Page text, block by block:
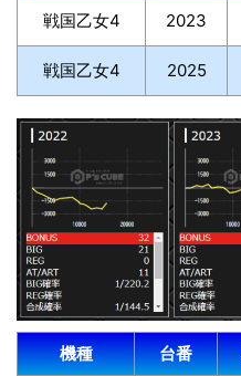
戦国乙女4 2023
戦国乙女4 2025
機種 台番